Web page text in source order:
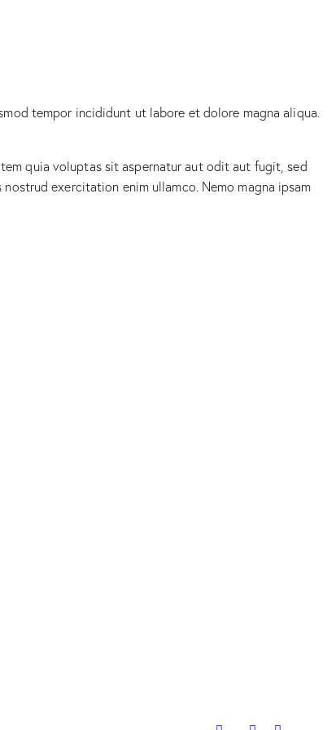
tempor incididunt ut labore et dolore magna aliqua.
quia voluptas sit aspernatur aut odit aut fugit, sed
exercitation enim ullamco. Nemo magna ipsam